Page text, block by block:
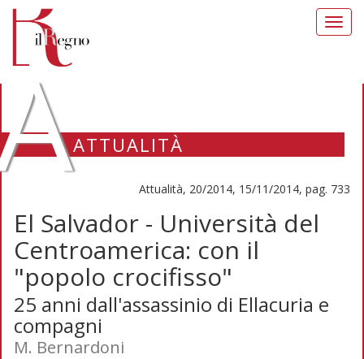
ATTUALITÀ
Attualità, 20/2014, 15/11/2014, pag. 733
El Salvador - Università del
Centroamerica: con il
"popolo crocifisso"
25 anni dall'assassinio di Ellacuria e
compagni
M. Bernardoni